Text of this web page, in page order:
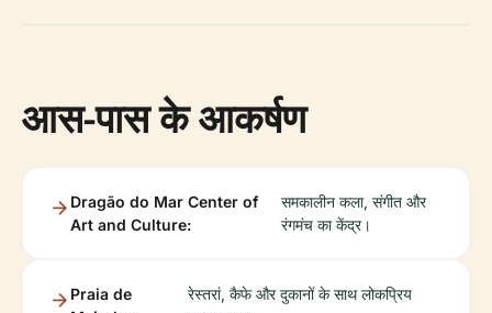
आस-पास के आकर्षण
Dragão do Mar Center of
Art and Culture:
समकालीन कला, संगीत और
रंगमंच का केंद्र।
Praia de
रेस्तरां, कैफे और दुकानों के साथ लोकप्रिय